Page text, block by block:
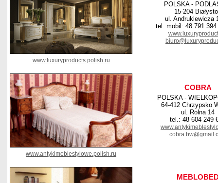
POLSKA -
15-204
ul. Andrukiewicza
tel. mobil: 48 791 394
www.luxuryproducts.polish.ru
COBRA
POLSKA -
64-412 Chrzypsko
ul. Rolna 14
tel.: 48 604 249
www.antykimeblestylowe.polish.ru